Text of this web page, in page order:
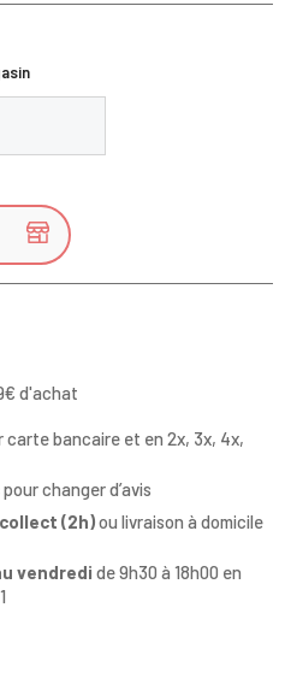

d'achat
carte bancaire et en 2x, 3x, 4x,
pour changer d’avis
(2h)ou livraison à domicile
vendredi de 9h30 à 18h00 en